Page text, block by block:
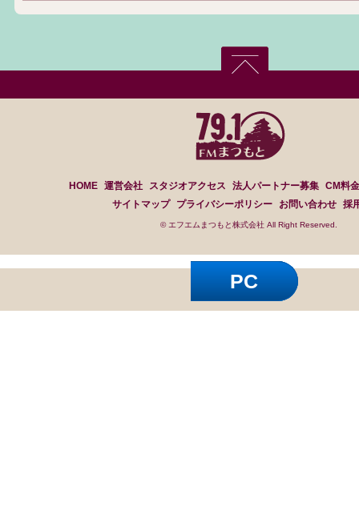
HOME 運営会社 スタジオアクセス 法人パートナー募集 CM料
サイトマップ
プライバシーポリシー お問い合わせ 採
© エフエムまつもと株式会社 All Right Reserved.
PC